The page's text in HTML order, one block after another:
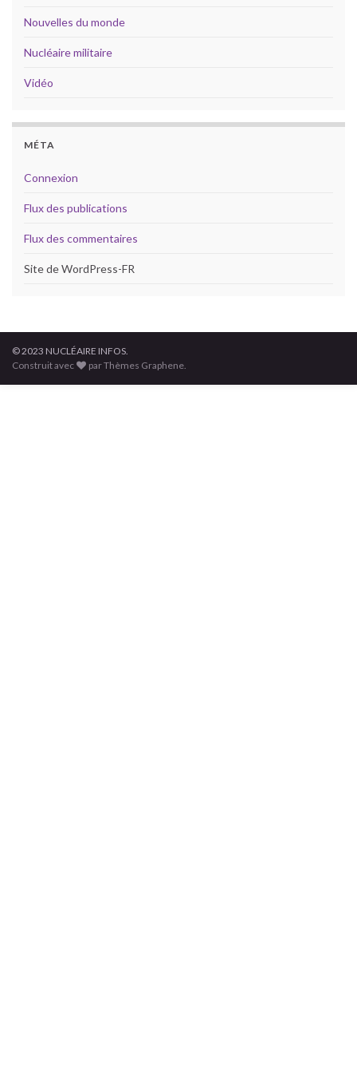
Nouvelles du monde
Nucléaire militaire
Vidéo
MÉTA
Connexion
Flux des publications
Flux des commentaires
Site de WordPress-FR
© 2023 NUCLÉAIRE INFOS.
Construit avec
par Thèmes Graphene.